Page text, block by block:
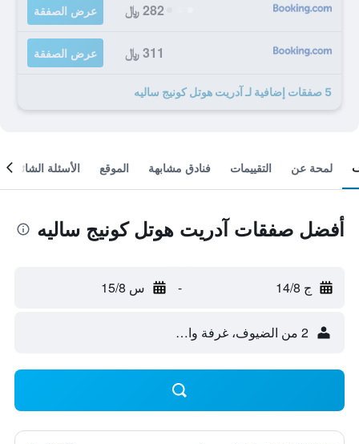
282 ﷼ عرض الصفقة
311 ﷼ عرض الصفقة
5 صفقات إضافية لـ آدريت هوتل كونيج ساليه
لمحة عن التقييمات فنادق مشابهة الموقع الأسئلة الشائعة
أفضل صفقات آدريت هوتل كونيج ساليه
ج 14/8 - س 15/8
2 من الضيوف، غرفة واحدة